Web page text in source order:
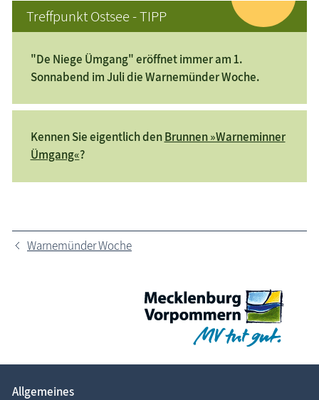
Treffpunkt Ostsee - TIPP
"De Niege Ümgang" eröffnet immer am 1.
Sonnabend im Juli die Warnemünder Woche.
Kennen Sie eigentlich den Brunnen »Warneminner
Ümgang«?
Warnemünder Woche
Allgemeines